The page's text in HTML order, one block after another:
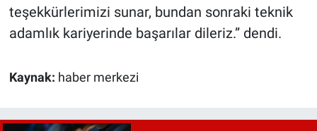
teşekkürlerimizi sunar, bundan sonraki teknik
adamlık kariyerinde başarılar dileriz.” dendi.
Kaynak: haber merkezi